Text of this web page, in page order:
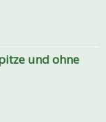
und ohne